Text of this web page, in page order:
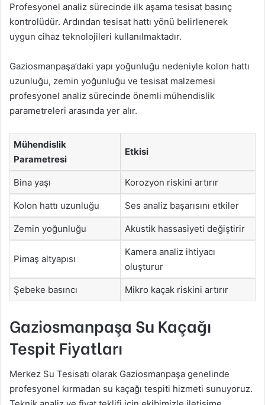
Profesyonel analiz sürecinde ilk aşama tesisat basınç
kontrolüdür. Ardından tesisat hattı yönü belirlenerek
uygun cihaz teknolojileri kullanılmaktadır.
Gaziosmanpaşa’daki yapı yoğunluğu nedeniyle kolon hattı
uzunluğu, zemin yoğunluğu ve tesisat malzemesi
profesyonel analiz sürecinde önemli mühendislik
parametreleri arasında yer alır.
Mühendislik
Parametresi
Etkisi
Bina yaşı Korozyon riskini artırır
Kolon hattı uzunluğu Ses analiz başarısını etkiler
Zemin yoğunluğu Akustik hassasiyeti değiştirir
Pimaş altyapısı
Kamera analiz ihtiyacı
oluşturur
Şebeke basıncı Mikro kaçak riskini artırır
Gaziosmanpaşa Su Kaçağı
Tespit Fiyatları
Merkez Su Tesisatı olarak Gaziosmanpaşa genelinde
profesyonel kırmadan su kaçağı tespiti hizmeti sunuyoruz.